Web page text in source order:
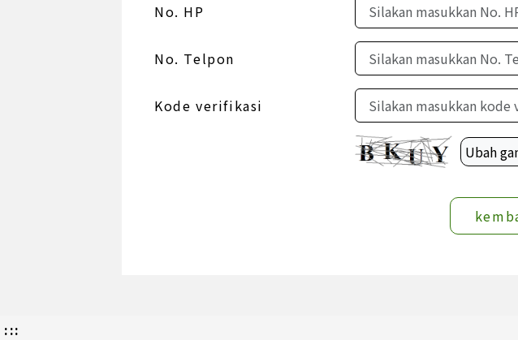
No. HP
No. Telpon
Kode verifikasi
Ubah
:::